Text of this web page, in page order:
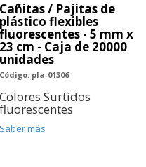
Cañitas / Pajitas de
plástico flexibles
fluorescentes - 5 mm x
23 cm - Caja de 20000
unidades
Código: pla-01306
Colores Surtidos
fluorescentes
Saber más